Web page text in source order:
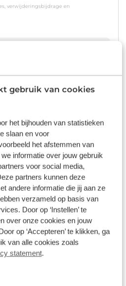
gebruik van cookies
het bijhouden van statistieken
slaan en voor
het afstemmen van
informatie over jouw gebruik
voor social media,
partners kunnen deze
andere informatie die jij aan ze
verzameld op basis van
Door op ‘Instellen’ te
over onze cookies en jouw
op ‘Accepteren’ te klikken, ga
van alle cookies zoals
statement.
verwijderingsbijdrage en
€ -7.640
Benzine
verwijderingsbijdrage en
details
1 / 17
interface | Audi virtual cockpit |